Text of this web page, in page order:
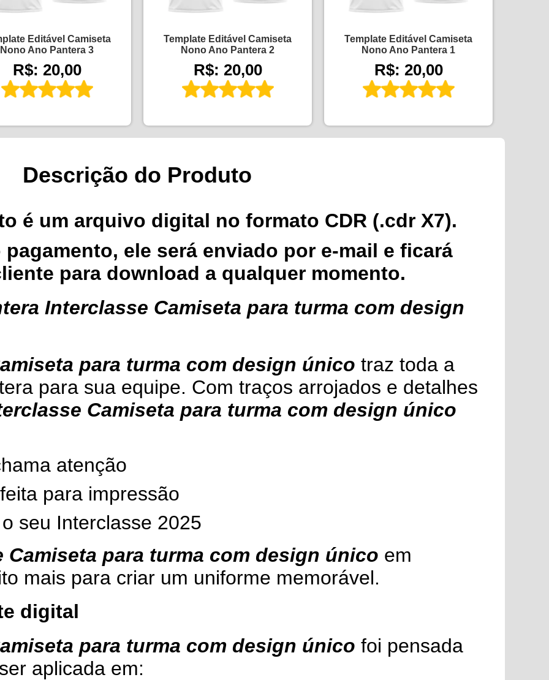
Editável Camiseta
Nono Ano Pantera 3
R$: 20,00
Template Editável Camiseta
Nono Ano Pantera 2
R$: 20,00
Template Editável Camiseta
Nono Ano Pantera 1
R$: 20,00
Descrição do Produto
é um arquivo digital no formato CDR (.cdr X7).
ele será enviado por e-mail e ficará
para download a qualquer momento.
Interclasse Camiseta para turma com design
para turma com design único traz toda a
para sua equipe. Com traços arrojados e detalhes
Camiseta para turma com design único
atenção
para impressão
seu Interclasse 2025
Camiseta para turma com design único em
mais para criar um uniforme memorável.
digital
para turma com design único foi pensada
aplicada em: